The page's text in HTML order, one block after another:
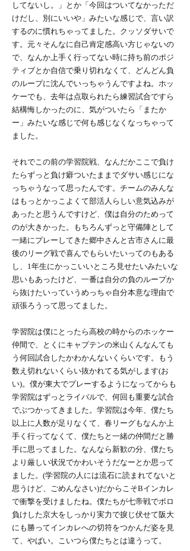
してないし。」とか「今回はついてなかっただ
けだし、別にいいや」みたいな感じで、言い訳
するのに慣れちゃってました。クッソダサいで
す。元々そんなに自己肯定感高い方じゃないの
で、なんか上手く行ってない時に持ち前のポジ
ティブとか自信で乗り切れなくて、どんどん負
のループに沈んでいっちゃうんですよね。ホッ
ケーでも、去年は点取られたら練習試合ですら
結構悔しかったのに、気がついたら「またか
ー」みたいな感じで何も感じなくなっちゃって
ました。
それでこの前の学習院戦、なんだかここで負け
たらずっと負け癖ついたままでダサい感じにな
っちゃうなって思ったんです。チームのみんな
はもっとかっこよくて部活人らしい意気込みが
あったと思うんですけど、僕は自分のためって
のが大きかった。もちろんずっと守備陣として
一緒にプレーしてきた郷中さんと古市さんに最
後のリーグ戦で喜んでもらいたいってのもある
し、1年生にかっこいいところ見せたいみたいな
思いもあったけど、一番は自分の負のループか
ら抜けたいっていうめっちゃ自分本意な理由で
頑張ろうって思ってました。
学習院は僕にとったら高校の時からのホッケー
仲間で、とくにキャプテンの米山くんなんても
う何回試合したかわかんないくらいです。もう
数え切れないくらい抜かれてる気がします(お
い)。僕が東大でプレーするようになってからも
学習院はずっとライバルで、何回も重要な試合
でぶつかってきました。学習院は今年、僕たち
以上に人数が足りなくて、春リーグもなんか上
手く行ってなくて、僕たちと一緒の仲間だと勝
手に思ってました。なんなら新歓の分、僕たち
より厳しい状況でかわいそうだなーとか思って
ました。(学習院の人には流石に読まれてないと
思うけど、ごめんなさい)だからこそBインカレ
で衝撃を受けましたね。僕たちが七帝戦でボロ
負けした京大をしっかり実力で捩じ伏せて阪大
にも勝ってインカレへの切符をつかんだ姿を見
て、やばい。こいつら僕たちとは違うって。